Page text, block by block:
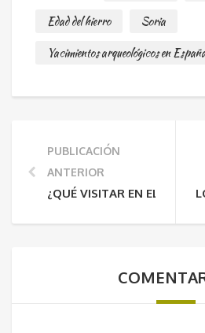
Edad del hierro
Soria
Yacimientos arqueológicos en
PUBLICACIÓN
ANTERIOR
¿QUÉ VISITAR EN EL REINO